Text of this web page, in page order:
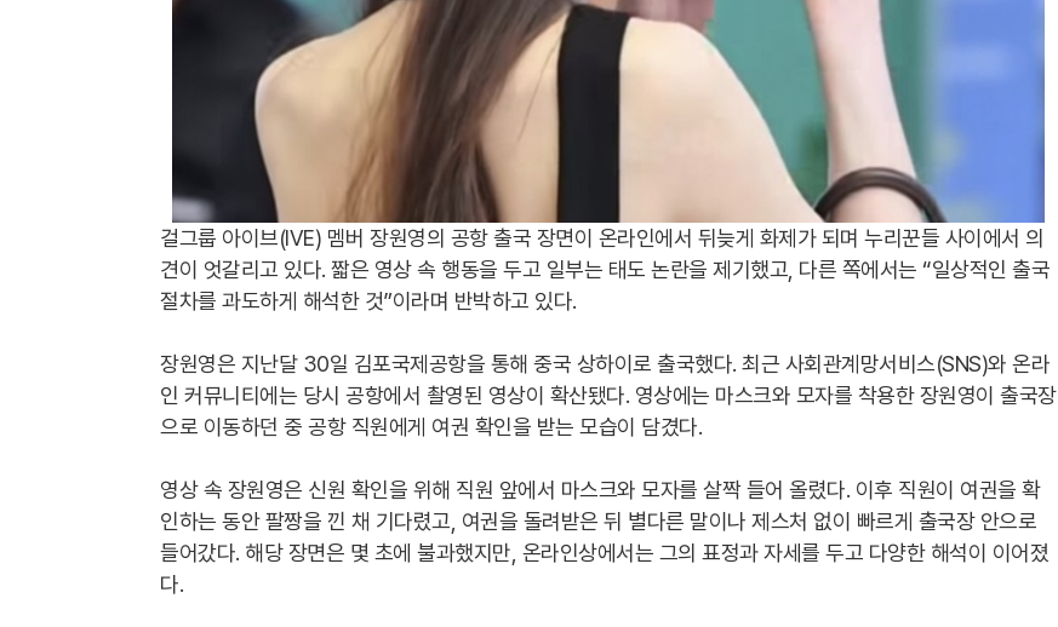
걸그룹 아이브(IVE) 멤버 장원영의 공항 출국 장면이 온라인에서 뒤늦게 화제가 되며 누리꾼들 사이에서 의
견이 엇갈리고 있다. 짧은 영상 속 행동을 두고 일부는 태도 논란을 제기했고, 다른 쪽에서는 “일상적인 출국
절차를 과도하게 해석한 것”이라며 반박하고 있다.
장원영은 지난달 30일 김포국제공항을 통해 중국 상하이로 출국했다. 최근 사회관계망서비스(SNS)와 온라
인 커뮤니티에는 당시 공항에서 촬영된 영상이 확산됐다. 영상에는 마스크와 모자를 착용한 장원영이 출국장
으로 이동하던 중 공항 직원에게 여권 확인을 받는 모습이 담겼다.
영상 속 장원영은 신원 확인을 위해 직원 앞에서 마스크와 모자를 살짝 들어 올렸다. 이후 직원이 여권을 확
인하는 동안 팔짱을 낀 채 기다렸고, 여권을 돌려받은 뒤 별다른 말이나 제스처 없이 빠르게 출국장 안으로
들어갔다. 해당 장면은 몇 초에 불과했지만, 온라인상에서는 그의 표정과 자세를 두고 다양한 해석이 이어졌
다.